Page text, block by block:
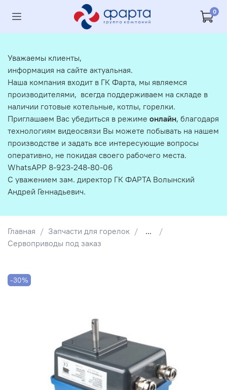
0
Главная Запчасти для горелок
...
Сервоприводы под заказ
-30%
Уважаемы клиенты,
информация на сайте актуальная.
Наша компания входит в ГК Фарта, мы являемся
производителями, всегда поддерживаем на складе в
наличии готовые котельные, котлы, горелки.
Приглашаем Вас убедиться в режиме онлайн, благодаря
технологиям видеосвязи Вы можете побывать на нашем
производстве и задать все интересующие вопросы
оперативно, не покидая своего рабочего места.
WhatsAPP 8-923-248-80-06
С уважением зам. директор ГК ФАРТА Волынский
Андрей Геннадьевич.